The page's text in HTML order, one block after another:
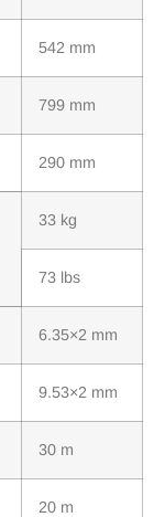
542 mm
799 mm
290 mm
33 kg
73 lbs
6.35×2 mm
9.53×2 mm
30 m
20 m